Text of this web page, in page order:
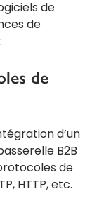
de
de
de
d’un
B2B
de
HTTP, etc.